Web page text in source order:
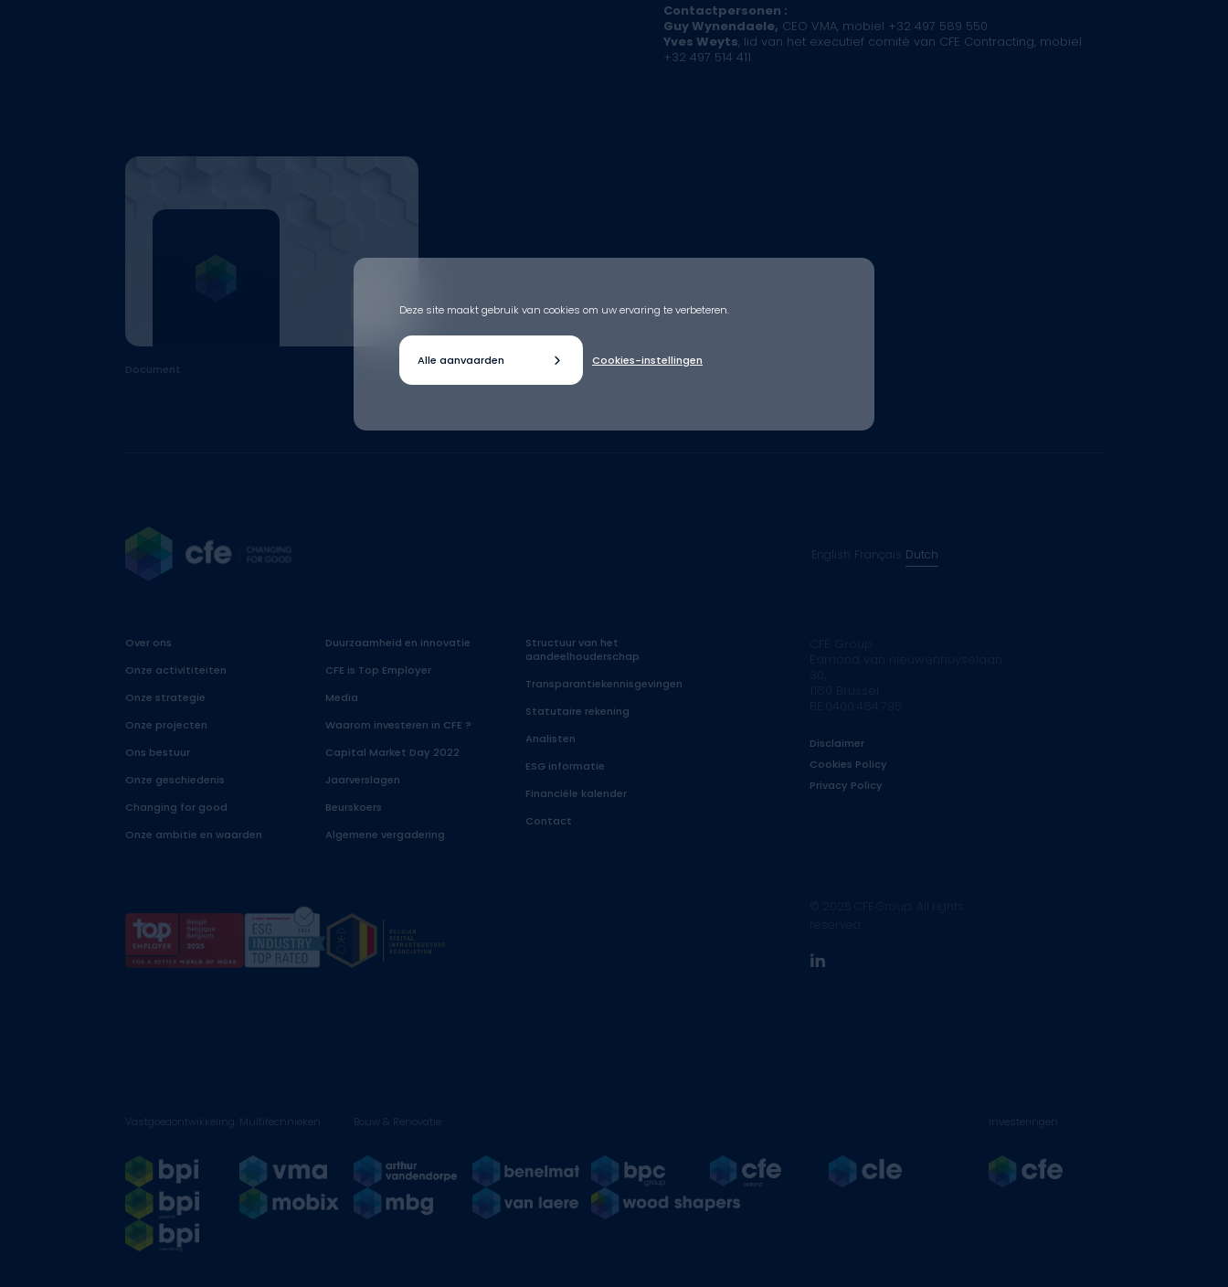
Contactpersonen :
Guy Wynendaele, CEO VMA, mobiel +32 497 589 550
Yves Weyts, lid van het executief comité van CFE Contracting, mobiel
+32 497 514 411
Document
Over ons
Onze activititeiten
Onze strategie
Onze projecten
Ons bestuur
Onze geschiedenis
Changing for good
Onze ambitie en waarden
Duurzaamheid en innovatie
CFE is Top Employer
Media
Waarom investeren in CFE ?
Capital Market Day 2022
Jaarverslagen
Beurskoers
Algemene vergadering
Structuur van het
aandeelhouderschap
Transparantiekennisgevingen
Statutaire rekening
Analisten
ESG informatie
Financiële kalender
Contact
English Français Dutch
Disclaimer
Cookies Policy
Privacy Policy
linkedin
Vastgoedontwikkeling Multitechnieken Bouw & Renovatie Investeringen
Deze site maakt gebruik van cookies om uw ervaring te verbeteren.
Alle aanvaarden Cookies-instellingen